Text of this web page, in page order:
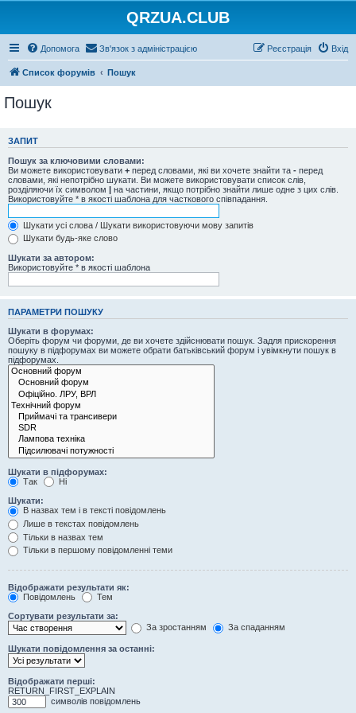
QRZUA.CLUB
Допомога Зв'язок з адміністрацією Вхід
Реєстрація
Список форумів Пошук
Пошук
ЗАПИТ
Пошук за ключовими словами:
Ви можете використовувати + перед словами, які ви хочете знайти та - перед
словами, які непотрібно шукати. Ви можете використовувати список слів,
розділяючи їх символом | на частини, якщо потрібно знайти лише одне з цих слів.
Використовуйте * в якості шаблона для часткового співпадання.
Шукати усі слова / Шукати використовуючи мову запитів
Шукати будь-яке слово
Шукати за автором:
Використовуйте * в якості шаблона
ПАРАМЕТРИ ПОШУКУ
Шукати в форумах:
Оберіть форум чи форуми, де ви хочете здійснювати пошук. Задля прискорення
пошуку в підфорумах ви можете обрати батьківський форум і увімкнути пошук в
підфорумах.
Шукати в підфорумах:
Так
Ні
Шукати:
В назвах тем і в тексті повідомлень
Лише в текстах повідомлень
Тільки в назвах тем
Тільки в першому повідомленні теми
Відображати результати як:
Повідомлень
Тем
Сортувати результати за:
За зростанням
За спаданням
Шукати повідомлення за останні:
Відображати перші:
RETURN_FIRST_EXPLAIN
символів повідомлень